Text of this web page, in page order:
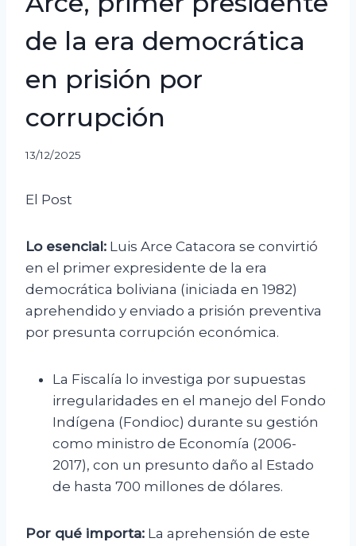
de la era democrática
en prisión por
corrupción
13/12/2025
El Post
Lo esencial: Luis Arce Catacora se convirtió
en el primer expresidente de la era
democrática boliviana (iniciada en 1982)
aprehendido y enviado a prisión preventiva
por presunta corrupción económica.
La Fiscalía lo investiga por supuestas
irregularidades en el manejo del Fondo
Indígena (Fondioc) durante su gestión
como ministro de Economía (2006-
2017), con un presunto daño al Estado
de hasta 700 millones de dólares.
Por qué importa: La aprehensión de este